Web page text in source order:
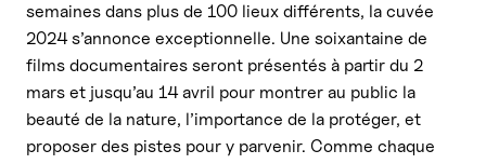
semaines dans plus de 100 lieux différents, la cuvée
2024 s’annonce exceptionnelle. Une soixantaine de
films documentaires seront présentés à partir du 2
mars et jusqu’au 14 avril pour montrer au public la
beauté de la nature, l’importance de la protéger, et
proposer des pistes pour y parvenir. Comme chaque